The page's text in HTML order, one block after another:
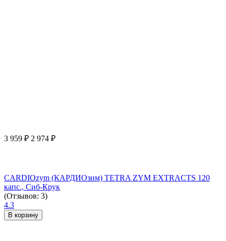
3 959 ₽ 2 974 ₽
CARDIOzym (КАРДИОзим) TETRA ZYM EXTRACTS 120
капс., Сиб-Крук
(Отзывов: 3)
4.3
В корзину